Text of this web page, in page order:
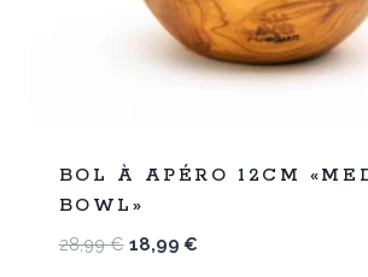
-
34
BOL À APÉRO 12CM
BOWL»
28,99€ Le
18,99 €Le